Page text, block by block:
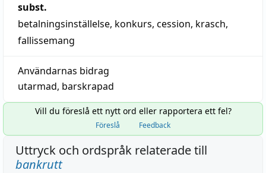
subst.
betalningsinställelse, konkurs, cession, krasch,
fallissemang
Användarnas bidrag
utarmad, barskrapad
Vill du föreslå ett nytt ord eller rapportera ett fel?
Föreslå Feedback
Uttryck och ordspråk relaterade till
bankrutt